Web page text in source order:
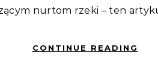
nurtom rzeki – ten
CONTINUE READING